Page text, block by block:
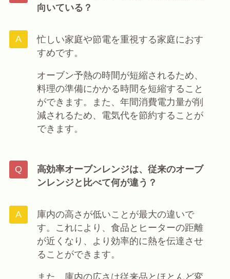
向いている？
忙しい家庭や節電を重視する家庭におす
すめです。
オーブン予熱の時間が短縮されるため、
料理の準備にかかる時間を短縮すること
ができます。また、年間消費電力量が削
減されるため、電気代を節約することが
できます。
高効率オーブンレンジは、従来のオーブ
ンレンジと比べて何が違う？
庫内の高さが低いことが最大の違いで
す。これにより、食品とヒーターの距離
が近くなり、より効率的に熱を伝達させ
ることができます。
また、庫内の広さは従来品とほとんど変